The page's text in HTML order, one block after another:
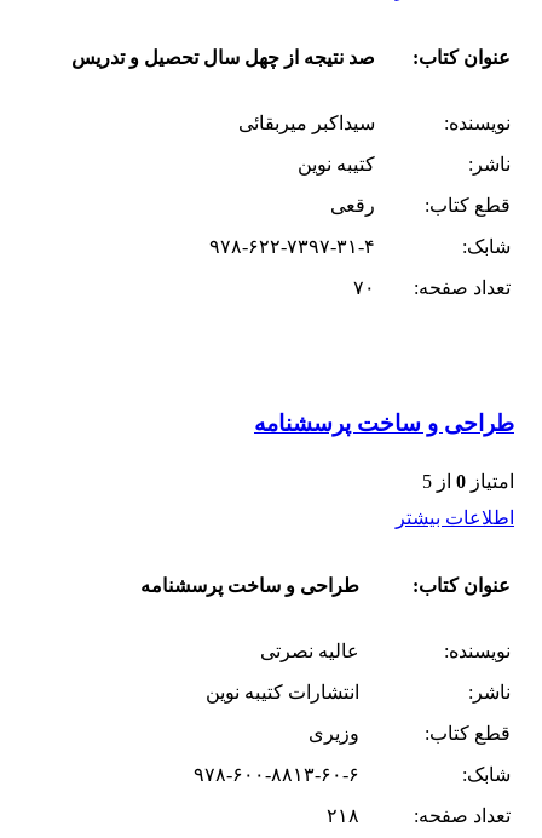
عنوان کتاب: صد نتیجه از چهل سال تحصیل و تدریس
نویسنده:
سیداکبر میربقائی
ناشر:
کتیبه نوین
قطع کتاب:
رقعی
شابک:
۹۷۸-۶۲۲-۷۳۹۷-۳۱-۴
تعداد صفحه:
۷۰
طراحی و ساخت پرسشنامه
امتیاز 0 از 5
اطلاعات بیشتر
عنوان کتاب: طراحی و ساخت پرسشنامه
نویسنده:
عالیه نصرتی
ناشر:
انتشارات کتیبه نوین
قطع کتاب:
وزیری
شابک:
۹۷۸-۶۰۰-۸۸۱۳-۶۰-۶
تعداد صفحه:
۲۱۸